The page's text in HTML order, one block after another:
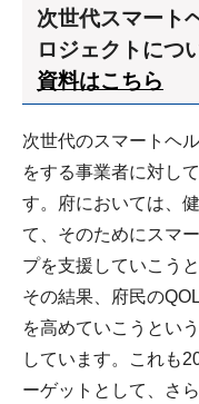
次世代スマート
ロジェクトにつ
資料はこちら
次世代のスマートヘ
をする事業者に対し
す。府においては、
て、そのためにスマ
プを支援していこう
その結果、府民の
を高めていこうとい
しています。これも
ーゲットとして、さ